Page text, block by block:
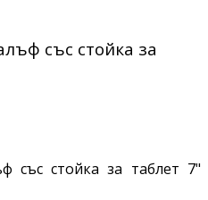
със стойка за
със стойка за таблет 7"